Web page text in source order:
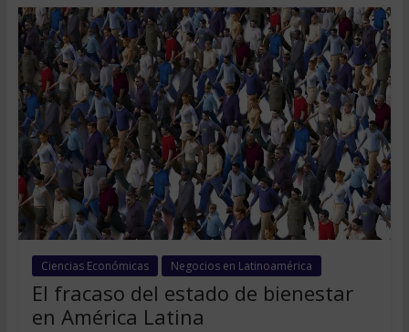
Ciencias Económicas Negocios en Latinoamérica
El fracaso del estado de bienestar
en América Latina